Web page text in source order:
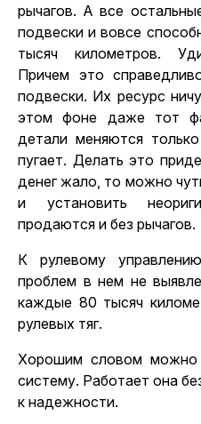
рычагов. А все
подвески и вовсе
тысяч километров.
Причем это
подвески. Их ресурс
этом фоне даже тот
детали меняются
пугает. Делать это
денег жало, то можно
и установить
продаются и без рычагов.
К рулевому
проблем в нем не
каждые 80 тысяч
рулевых тяг.
Хорошим словом можно
систему. Работает она
к надежности.